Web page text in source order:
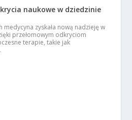
naukowe w dziedzinie
medycyna zyskała nową nadzieję w
przełomowym odkryciom
terapie, takie jak